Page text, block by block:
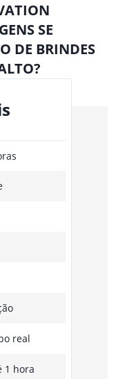
SE
DE BRINDES
real
1 hora